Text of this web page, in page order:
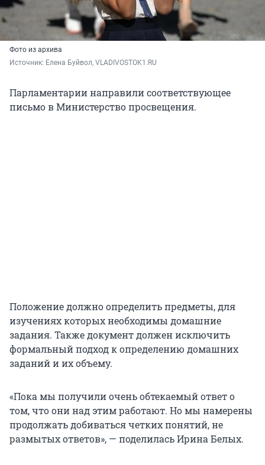
Фото из архива
Источник: Елена Буйвол, VLADIVOSTOK1.RU
Парламентарии направили соответствующее
письмо в Министерство просвещения.
Положение должно определить предметы, для
изучениях которых необходимы домашние
задания. Также документ должен исключить
формальный подход к определению домашних
заданий и их объему.
«Пока мы получили очень обтекаемый ответ о
том, что они над этим работают. Но мы намерены
продолжать добиваться четких понятий, не
размытых ответов», — поделилась Ирина Белых.